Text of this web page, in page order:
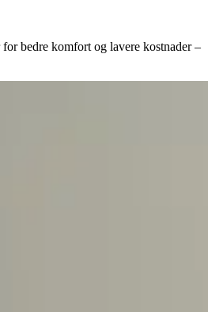
for bedre komfort og lavere kostnader –